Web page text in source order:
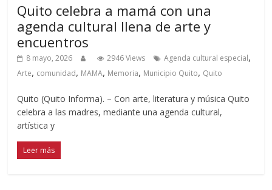
Quito celebra a mamá con una
agenda cultural llena de arte y
encuentros
8 mayo, 2026 2946 Views Agenda cultural especial,
Arte, comunidad, MAMA, Memoria, Municipio Quito, Quito
Quito (Quito Informa). – Con arte, literatura y música Quito
celebra a las madres, mediante una agenda cultural,
artística y
Leer más